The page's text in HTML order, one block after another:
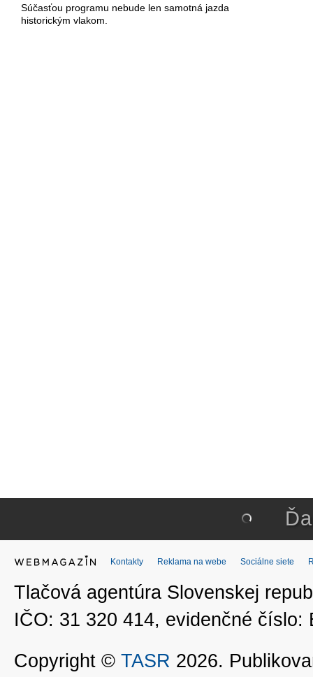
Súčasťou programu nebude len samotná jazda
historickým vlakom.
Kontakty Reklama na webe Sociálne siete
Tlačová agentúra Slovenskej
IČO: 31 320 414, evidenčné číslo:
Copyright © TASR 2026.